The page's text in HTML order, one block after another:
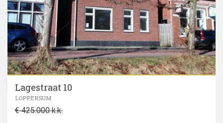
Lagestraat 10
LOPPERSUM
€ 425.000 k.k.